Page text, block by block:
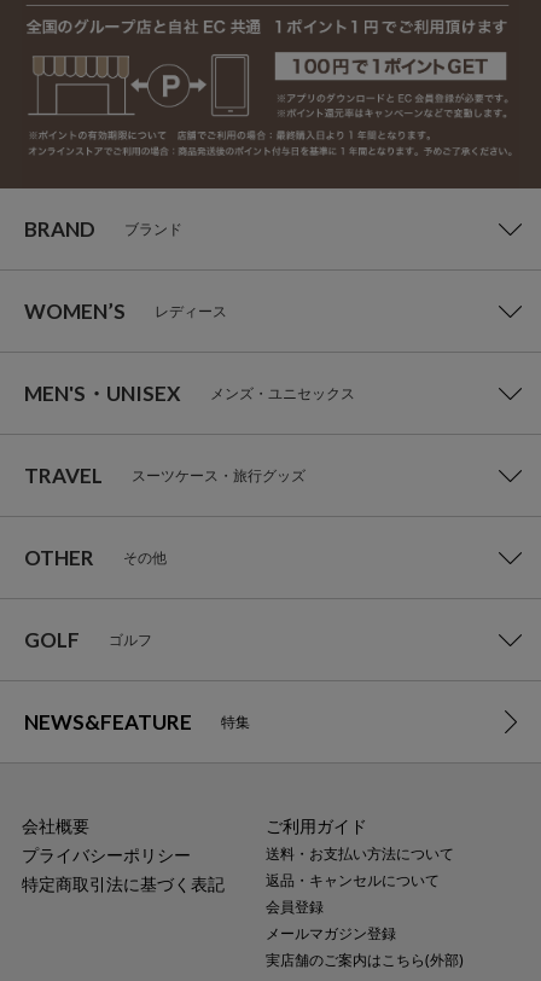
BRAND ブランド
WOMEN’S レディース
MEN'S・UNISEX メンズ・ユニセックス
TRAVEL スーツケース・旅行グッズ
OTHER その他
GOLF ゴルフ
NEWS&FEATURE 特集
会社概要
プライバシーポリシー
特定商取引法に基づく表記
ご利用ガイド
送料・お支払い方法について
返品・キャンセルについて
会員登録
メールマガジン登録
実店舗のご案内はこちら(外部)